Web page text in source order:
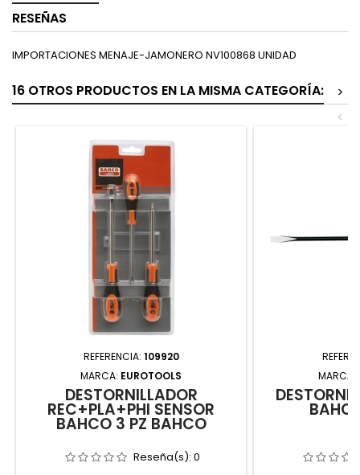
RESEÑAS
IMPORTACIONES MENAJE-JAMONERO NV100868 UNIDAD
16 OTROS PRODUCTOS EN LA MISMA CATEGORÍA:
>
<
REFERENCIA: 109920
MARCA: EUROTOOLS
DESTORNILLADOR
REC+PLA+PHI SENSOR
BAHCO 3 PZ BAHCO
Reseña(s): 0
MARCA: